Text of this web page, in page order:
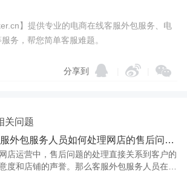
】提供专业的电商在线客服外包服务、电
务，帮您简单客服难题。
分享到
关问题
客服外包服务人员如何处理网店的售后问题？
店运营中，售后问题的处理直接关系到客户的
度和店铺的声誉。那么客服外包服务人员在处